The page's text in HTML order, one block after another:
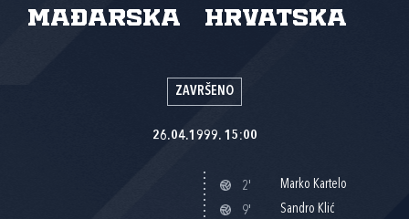
Mađarska Hrvatska
ZAVRŠENO
26.04.1999. 15:00
2'
Marko Kartelo
9'
Sandro Klić